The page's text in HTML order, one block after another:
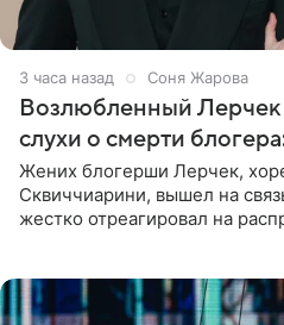
3 часа назад Соня Жарова
Возлюбленный Лерчек
слухи о смерти
Жених блогерши Лерчек,
Сквиччиарини, вышел на
жестко отреагировал на